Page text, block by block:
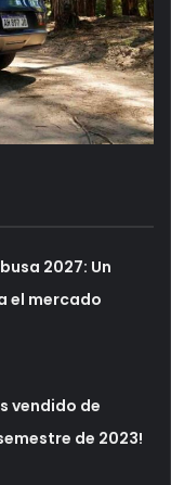
2027: Un
el mercado
vendido de
de 2023!